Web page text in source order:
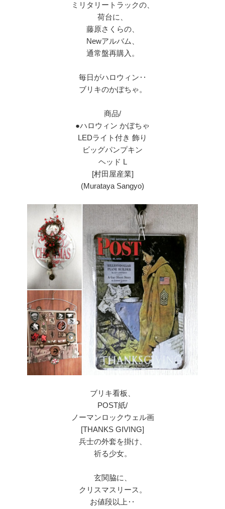
ミリタリートラックの、
荷台に、
藤原さくらの、
Newアルバム、
通常盤再購入。
毎日がハロウィン‥
ブリキのかぼちゃ。
商品/
●ハロウィン かぼちゃ
LEDライト付き 飾り
ビッグパンプキン
ヘッド L
[村田屋産業]
(Murataya Sangyo)
ブリキ看板、
POST紙/
ノーマンロックウェル画
[THANKS GIVING]
兵士の外套を掛け、
祈る少女。
玄関脇に、
クリスマスリース。
お値段以上‥